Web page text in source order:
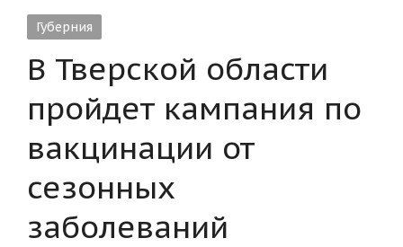
Губерния
В Тверской области
пройдет кампания по
вакцинации от
сезонных
заболеваний